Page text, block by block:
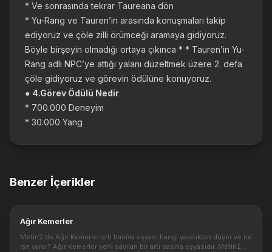
* Ve sonrasında tekrar Taureana dön
* Yu-Rang ve Tauren’in arasında konuşmaları takip
ediyoruz ve çöle zilli örümceği aramaya gidiyoruz.
Böyle birşeyin olmadığı ortaya çıkınca * * Tauren’in Yu-
Rang adlı NPC’ye attığı yalanı düzeltmek üzere 2. defa
çöle gidiyoruz ve görevin ödülüne konuyoruz.
● 4.Görev Ödülü Nedir
* 700.000 Deneyim
* 30.000 Yang
Benzer İçerikler
Ağır Kemerler
Metin2 de Ağır Kemerler artı basma eşyası hangi yaratıktan düşer ve ne
işe yarar? Ağır Kemerler yeni sayılan bir artı basma eşyasıdır. Metin2